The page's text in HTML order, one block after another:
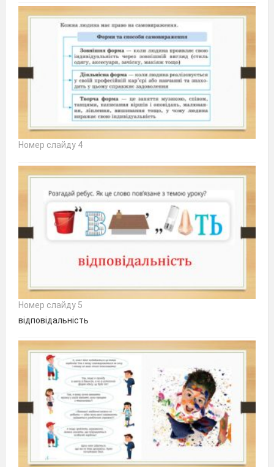
Номер слайду 4
Номер слайду 5
відповідальність